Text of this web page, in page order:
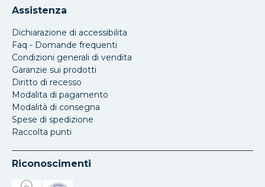
Assistenza
Dichiarazione di accessibilita
Faq - Domande frequenti
Condizioni generali di vendita
Garanzie sui prodotti
Diritto di recesso
Modalita di pagamento
Modalità di consegna
Spese di spedizione
Raccolta punti
Riconoscimenti